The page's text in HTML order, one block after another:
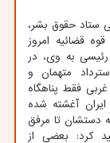
ستاد حقوق بشر،
قضائیه امروز
رئیسی به وی، در
متهمان و
فقط پناهگاه
آغشته شده
دستشان تا مرفق
کرد: بعضی از